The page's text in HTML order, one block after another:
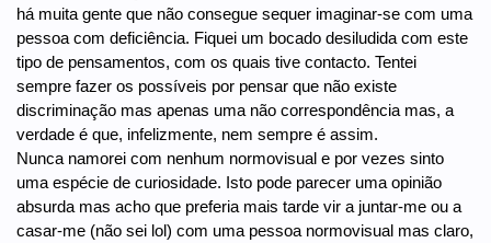
há muita gente que não consegue sequer imaginar-se com uma
pessoa com deficiência. Fiquei um bocado desiludida com este
tipo de pensamentos, com os quais tive contacto. Tentei
sempre fazer os possíveis por pensar que não existe
discriminação mas apenas uma não correspondência mas, a
verdade é que, infelizmente, nem sempre é assim.
Nunca namorei com nenhum normovisual e por vezes sinto
uma espécie de curiosidade. Isto pode parecer uma opinião
absurda mas acho que preferia mais tarde vir a juntar-me ou a
casar-me (não sei lol) com uma pessoa normovisual mas claro,